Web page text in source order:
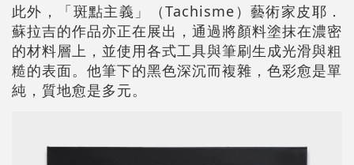
此外，「斑點主義」（Tachisme）藝術家皮耶．
蘇拉吉的作品亦正在展出，通過將顏料塗抹在濃密
的材料層上，並使用各式工具與筆刷生成光滑與粗
糙的表面。他筆下的黑色深沉而複雜，色彩愈是單
純，質地愈是多元。